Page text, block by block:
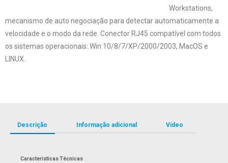
Workstations,
mecanismo de auto negociação para detectar automaticamente a
velocidade e o modo da rede. Conector RJ45 compatível com todos
os sistemas operacionais: Win 10/8/7/XP/2000/2003, MacOS e
LINUX.
Descrição Informação adicional Vídeo
Características Técnicas